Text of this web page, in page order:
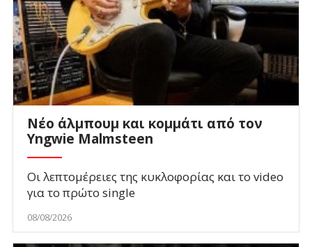
Νέο άλμπουμ και κομμάτι από τον
Yngwie Malmsteen
Οι λεπτομέρειες της κυκλοφορίας και το video
για το πρώτο single
08/08/2026